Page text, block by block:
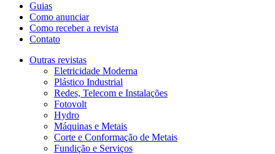
Guias
Como anunciar
Como receber a revista
Contato
Outras revistas
Eletricidade Moderna
Plástico Industrial
Redes, Telecom e Instalações
Fotovolt
Hydro
Máquinas e Metais
Corte e Conformação de Metais
Fundição e Serviços